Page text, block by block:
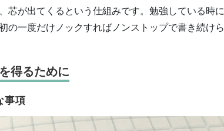
芯が出てくるという仕組みです。勉強している時
の一度だけノックすればノンストップで書き続け
得るために
事項